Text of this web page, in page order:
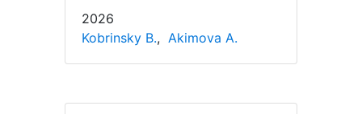
2026
Kobrinsky B., Akimova A.